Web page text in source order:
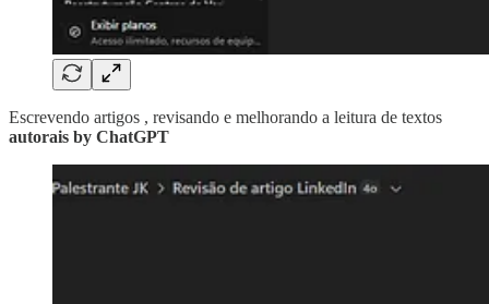
Escrevendo artigos , revisando e melhorando a leitura de textos
autorais by ChatGPT